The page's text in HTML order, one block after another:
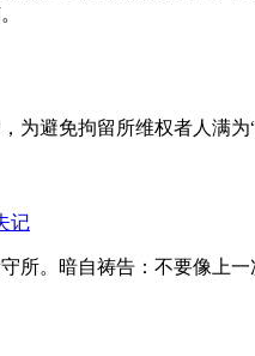
为避免拘留所维权者人满
记
所。暗自祷告：不要像上一